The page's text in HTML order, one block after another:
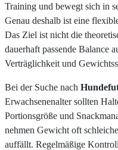
Training und bewegt sich in
Genau deshalb ist eine
Das Ziel ist nicht die
dauerhaft passende Balance
Verträglichkeit und
Bei der Suche nach
Erwachsenenalter sollten
Portionsgröße und
nehmen Gewicht oft
auffällt. Regelmäßige